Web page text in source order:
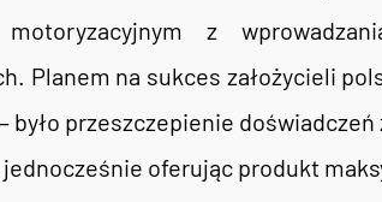
motoryzacyjnym z
Planem na sukces założycieli
było przeszczepienie
oferując produkt